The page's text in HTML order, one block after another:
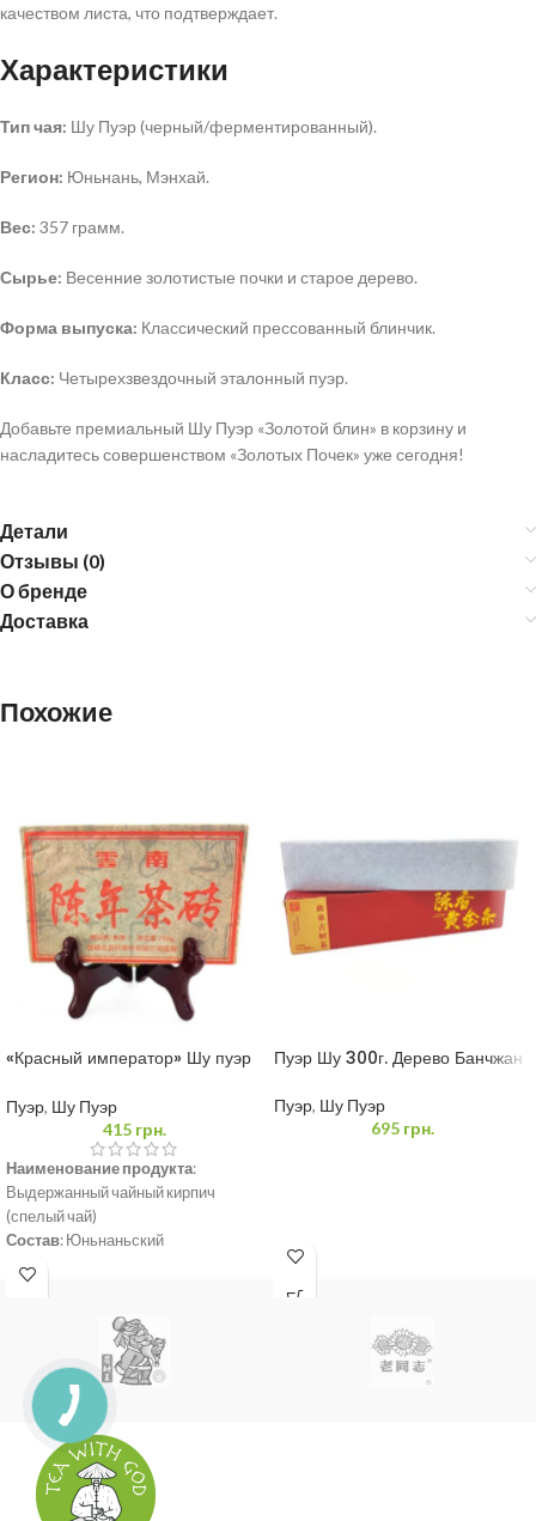
качеством листа, что подтверждает.
Характеристики
Тип чая: Шу Пуэр (черный/ферментированный).
Регион: Юньнань, Мэнхай.
Вес: 357 грамм.
Сырье: Весенние золотистые почки и старое дерево.
Форма выпуска: Классический прессованный блинчик.
Класс: Четырехзвездочный эталонный пуэр.
Добавьте премиальный Шу Пуэр «Золотой блин» в корзину и
насладитесь совершенством «Золотых Почек» уже сегодня!
Детали
Отзывы (0)
О бренде
Доставка
Похожие
«Красный император» Шу пуэр
Пуэр, Шу Пуэр
415грн.
Наименование продукта:
Выдержанный чайный кирпич
(спелый чай)
Состав: Юньнаньский
крупнолистовой высушенный на
солнце зеленый чай.
Происхождение: Куньмин,
Дата сырья : 2009 год
Дата изготовления:
Пуэр Шу 300г. Дерево Банчжан
Пуэр, Шу Пуэр
695грн.